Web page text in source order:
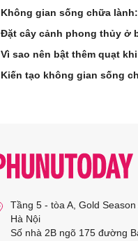
Không gian sống chữa
Đặt cây cảnh phong thủy ở
Vì sao nên bật thêm quạt
Kiến tạo không gian sống
Tầng 5 - tòa A, Gold
Hà Nội
Số nhà 2B ngõ 175 đường